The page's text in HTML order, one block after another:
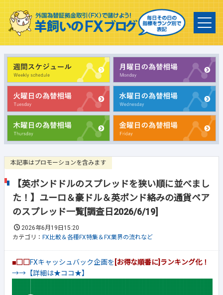
本記事はプロモーションを含みます
【英ポンドドルのスプレッドを狭い順に並べまし
た！】ユーロ＆豪ドル＆英ポンド絡みの通貨ペア
のスプレッド一覧[調査日2026/6/19]
2026年6月19日15:20
カテゴリ： FX比較＆各種FX特集＆FX業界の流れなど
■□□FXキャッシュバック企画を [お得な順番に]ランキング化！
→→【詳細は★ココ★】